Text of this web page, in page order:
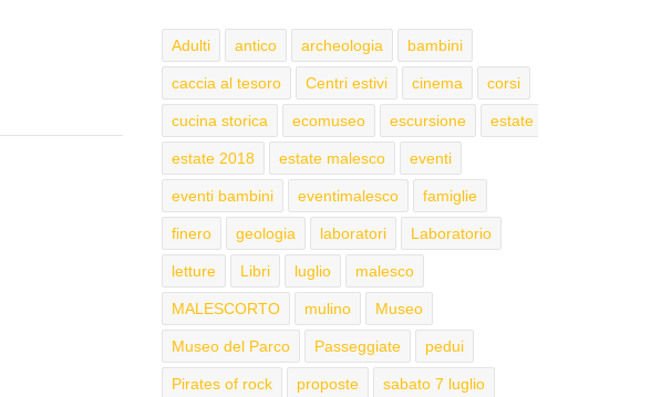
Adulti antico archeologia bambini
caccia al tesoro Centri estivi cinema corsi
cucina storica ecomuseo escursione estate
estate 2018 estate malesco eventi
eventi bambini eventimalesco famiglie
finero geologia laboratori Laboratorio
letture Libri luglio malesco
MALESCORTO mulino Museo
Museo del Parco Passeggiate pedui
Pirates of rock proposte sabato 7 luglio